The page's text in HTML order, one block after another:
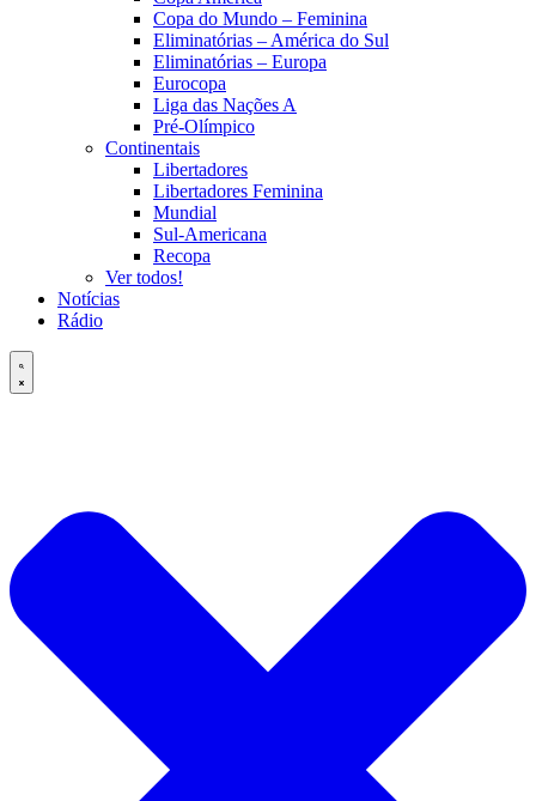
Copa do Mundo – Feminina
Eliminatórias – América do Sul
Eliminatórias – Europa
Eurocopa
Liga das Nações A
Pré-Olímpico
Continentais
Libertadores
Libertadores Feminina
Mundial
Sul-Americana
Recopa
Ver todos!
Notícias
Rádio